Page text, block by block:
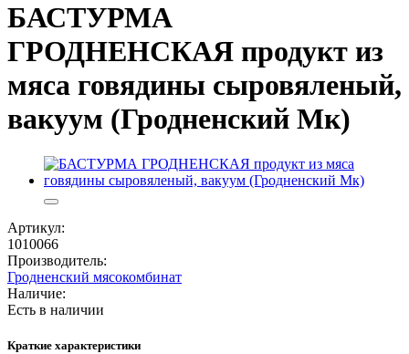
БАСТУРМА
ГРОДНЕНСКАЯ продукт из
мяса говядины сыровяленый,
вакуум (Гродненский Мк)
Артикул:
1010066
Производитель:
Гродненский мясокомбинат
Наличие:
Есть в наличии
Краткие характеристики